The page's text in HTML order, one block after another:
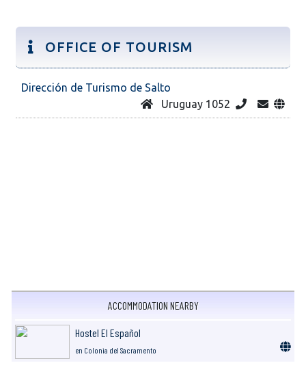
OFFICE OF TOURISM
Dirección de Turismo de Salto
Uruguay 1052
ACCOMMODATION NEARBY
Hostel El Español
en Colonia del Sacramento